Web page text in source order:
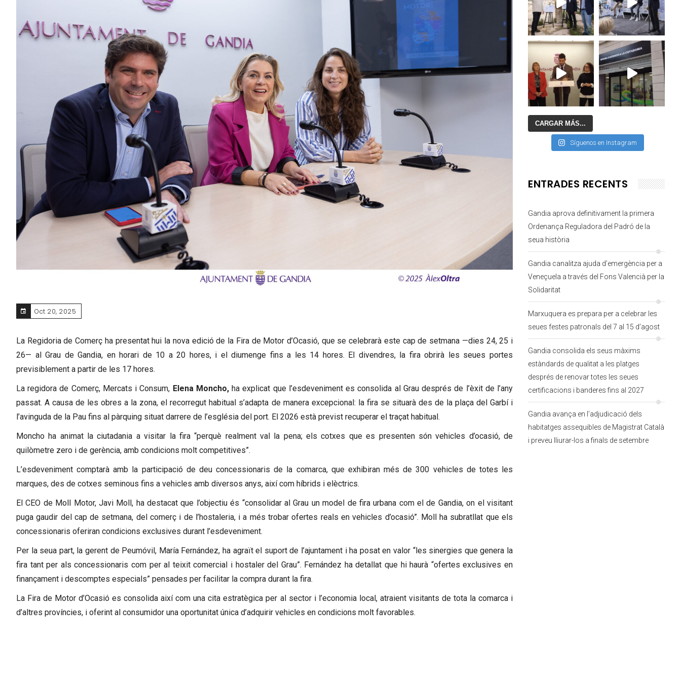
Oct 20, 2025
La Regidoria de Comerç ha presentat hui la nova edició de la Fira de Motor d’Ocasió, que se celebrarà este cap de setmana —dies 24, 25 i
26— al Grau de Gandia, en horari de 10 a 20 hores, i el diumenge fins a les 14 hores. El divendres, la fira obrirà les seues portes
previsiblement a partir de les 17 hores.
La regidora de Comerç, Mercats i Consum, Elena Moncho,ha explicat que l’esdeveniment es consolida al Grau després de l’èxit de l’any
passat. A causa de les obres a la zona, el recorregut habitual s’adapta de manera excepcional: la fira se situarà des de la plaça del Garbí i
l’avinguda de la Pau fins al pàrquing situat darrere de l’església del port. El 2026 està previst recuperar el traçat habitual.
Moncho ha animat la ciutadania a visitar la fira “perquè realment val la pena; els cotxes que es presenten són vehicles d’ocasió, de
quilòmetre zero i de gerència, amb condicions molt competitives”.
L’esdeveniment comptarà amb la participació de deu concessionaris de la comarca, que exhibiran més de 300 vehicles de totes les
marques, des de cotxes seminous fins a vehicles amb diversos anys, així com híbrids i elèctrics.
El CEO de Moll Motor, Javi Moll, ha destacat que l’objectiu és “consolidar al Grau un model de fira urbana com el de Gandia, on el visitant
puga gaudir del cap de setmana, del comerç i de l’hostaleria, i a més trobar ofertes reals en vehicles d’ocasió”. Moll ha subratllat que els
concessionaris oferiran condicions exclusives durant l’esdeveniment.
Per la seua part, la gerent de Peumóvil, María Fernández, ha agraït el suport de l’ajuntament i ha posat en valor “les sinergies que genera la
fira tant per als concessionaris com per al teixit comercial i hostaler del Grau”. Fernández ha detallat que hi haurà “ofertes exclusives en
finançament i descomptes especials” pensades per facilitar la compra durant la fira.
La Fira de Motor d’Ocasió es consolida així com una cita estratègica per al sector i l’economia local, atraient visitants de tota la comarca i
d’altres províncies, i oferint al consumidor una oportunitat única d’adquirir vehicles en condicions molt favorables.
CARGAR MÁS...
Síguenos en Instagram
ENTRADES RECENTS
Gandia aprova definitivament la primera
Ordenança Reguladora del Padró de la
seua història
Gandia canalitza ajuda d’emergència per a
Veneçuela a través del Fons Valencià per la
Solidaritat
Marxuquera es prepara per a celebrar les
seues festes patronals del 7 al 15 d’agost
Gandia consolida els seus màxims
estàndards de qualitat a les platges
després de renovar totes les seues
certificacions i banderes fins al 2027
Gandia avança en l’adjudicació dels
habitatges assequibles de Magistrat Català
i preveu lliurar-los a finals de setembre